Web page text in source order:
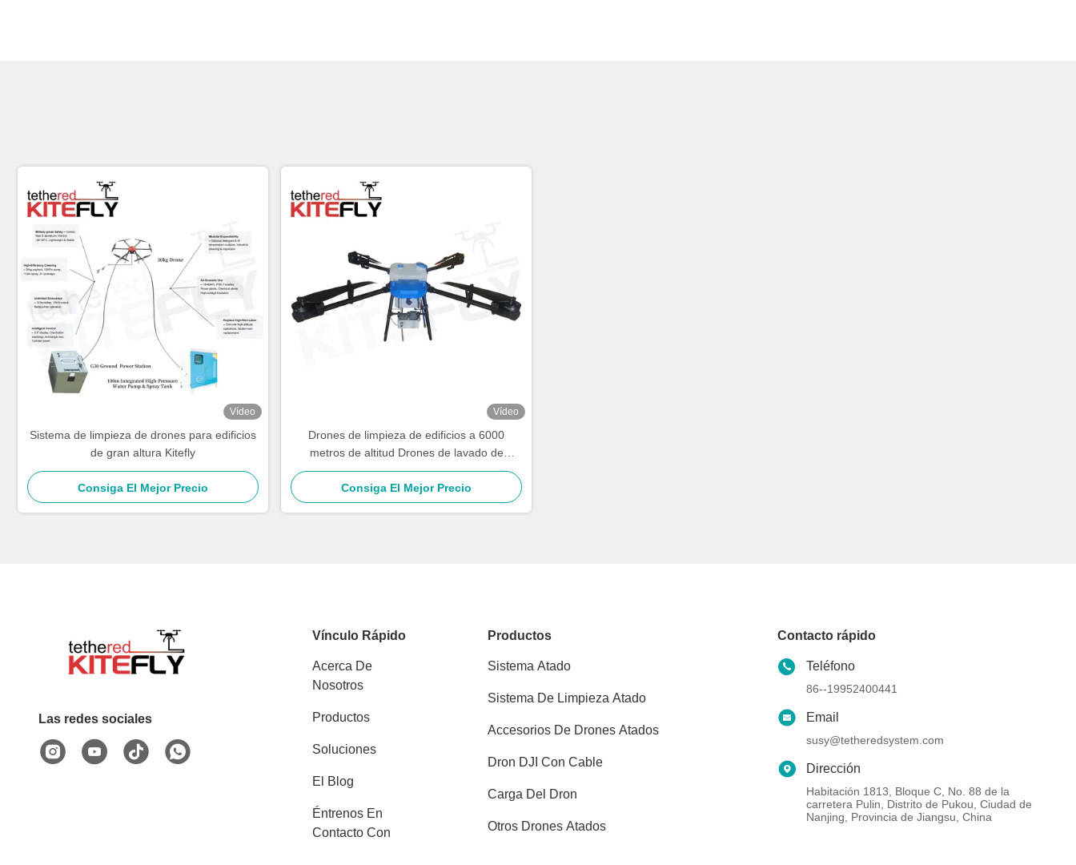
Vídeo
Sistema de limpieza de drones para edificios
de gran altura Kitefly
Consiga El Mejor Precio
Vídeo
Drones de limpieza de edificios a 6000
metros de altitud Drones de lavado de
energía Drones SF-90X-150 Kitefly
Consiga El Mejor Precio
Las redes sociales
Vínculo Rápido
Acerca De
Nosotros
Productos
Soluciones
El Blog
Éntrenos En
Contacto Con
Productos
Sistema Atado
Sistema De Limpieza Atado
Accesorios De Drones Atados
Dron DJI Con Cable
Carga Del Dron
Otros Drones Atados
Contacto rápido
Teléfono
86--19952400441
Email
susy@tetheredsystem.com
Dirección
Habitación 1813, Bloque C, No. 88 de la
carretera Pulin, Distrito de Pukou, Ciudad de
Nanjing, Provincia de Jiangsu, China